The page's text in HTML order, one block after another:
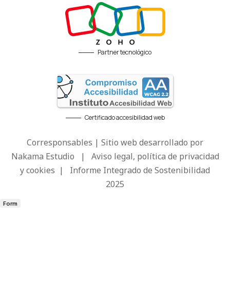
Partner tecnológico
Certificado accesibilidad web
Corresponsables | Sitio web desarrollado por
Nakama Estudio | Aviso legal, política de privacidad
y cookies | Informe Integrado de Sostenibilidad
2025
Form